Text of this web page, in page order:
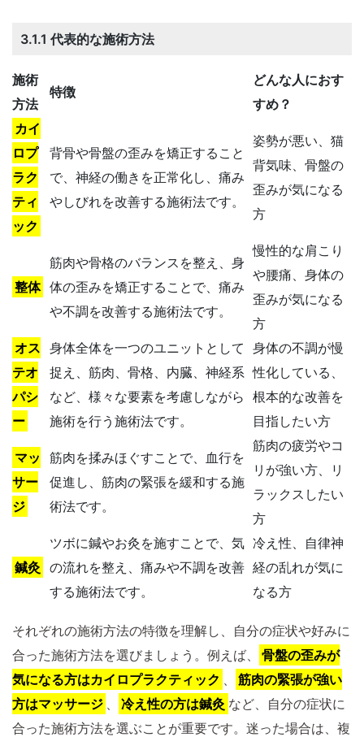
3.1.1 代表的な施術方法
施術
方法
特徴
どんな人におす
すめ？
カイ
ロプ
ラク
ティ
ック
背骨や骨盤の歪みを矯正すること
で、神経の働きを正常化し、痛み
やしびれを改善する施術法です。
姿勢が悪い、猫
背気味、骨盤の
歪みが気になる
方
整体
筋肉や骨格のバランスを整え、身
体の歪みを矯正することで、痛み
や不調を改善する施術法です。
慢性的な肩こり
や腰痛、身体の
歪みが気になる
方
オス
テオ
パシ
ー
身体全体を一つのユニットとして
捉え、筋肉、骨格、内臓、神経系
など、様々な要素を考慮しながら
施術を行う施術法です。
身体の不調が慢
性化している、
根本的な改善を
目指したい方
マッ
サー
ジ
筋肉を揉みほぐすことで、血行を
促進し、筋肉の緊張を緩和する施
術法です。
筋肉の疲労やコ
リが強い方、リ
ラックスしたい
方
鍼灸
ツボに鍼やお灸を施すことで、気
の流れを整え、痛みや不調を改善
する施術法です。
冷え性、自律神
経の乱れが気に
なる方
それぞれの施術方法の特徴を理解し、自分の症状や好みに
合った施術方法を選びましょう。例えば、
骨盤の歪みが
気になる方はカイロプラクティック 、
筋肉の緊張が強い
方はマッサージ 、 冷え性の方は鍼灸 など、自分の症状に
合った施術方法を選ぶことが重要です。迷った場合は、複